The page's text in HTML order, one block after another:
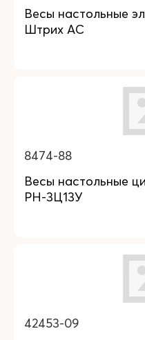
Весы настольные
Штрих АС
8474-88
Весы настольные
РН-3Ц13У
42453-09